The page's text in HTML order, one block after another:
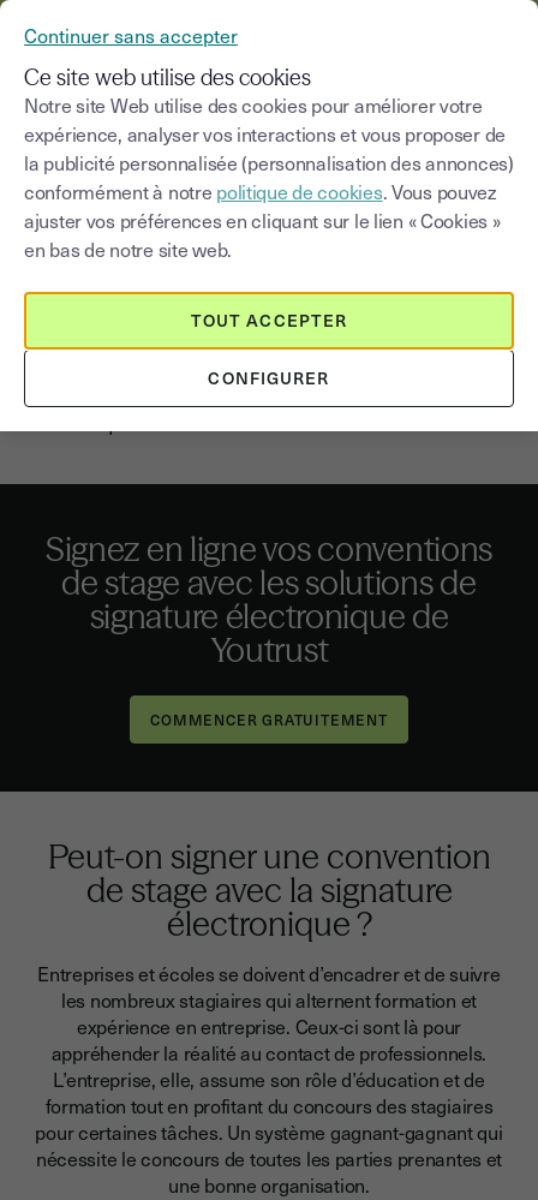
La signature électronique de
la convention de stage
La signature d’une convention de stage doit s’effectuer
rapidement - en tout état de cause, avant l’entrée du
stagiaire dans l’entreprise - afin de ne prendre aucun
risque juridique tout en faisant appel à de nombreux
Signez en ligne vos conventions
de stage avec les solutions de
signature électronique de
Youtrust
Peut-on signer une convention
de stage avec la signature
électronique ?
Entreprises et écoles se doiventd’encadrer et de suivre
les nombreux stagiaires qui alternent formation et
expérience en entreprise. Ceux-ci sont là pour
appréhender la réalité au contact de professionnels.
L’entreprise, elle, assume son rôle d’éducation et de
formation tout en profitant du concours des stagiaires
pour certaines tâches. Un système gagnant-gagnantqui
nécessite le concours de toutes les parties prenantes et
une bonne organisation.
Continuer sans accepter
Ce site web utilise des cookies
Notre site Web utilise des cookies pour améliorer votre
expérience, analyser vos interactions et vous proposer de
la publicité personnalisée (personnalisation des annonces)
conformément à notre politique de cookies. Vous pouvez
ajuster vos préférences en cliquant sur le lien « Cookies »
en bas de notre site web.
CONFIGURER
TOUT ACCEPTER